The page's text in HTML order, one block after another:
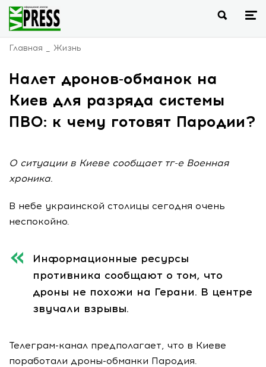
Главная Жизнь
Налет дронов-обманок на
Киев для разряда системы
ПВО: к чему готовят Пародии?
О ситуации в Киеве сообщает тг-е Военная
хроника.
В небе украинской столицы сегодня очень
неспокойно.
Информационные ресурсы
противника сообщают о том, что
дроны не похожи на Герани. В центре
звучали взрывы.
Телеграм-канал предполагает, что в Киеве
поработали дроны-обманки Пародия.